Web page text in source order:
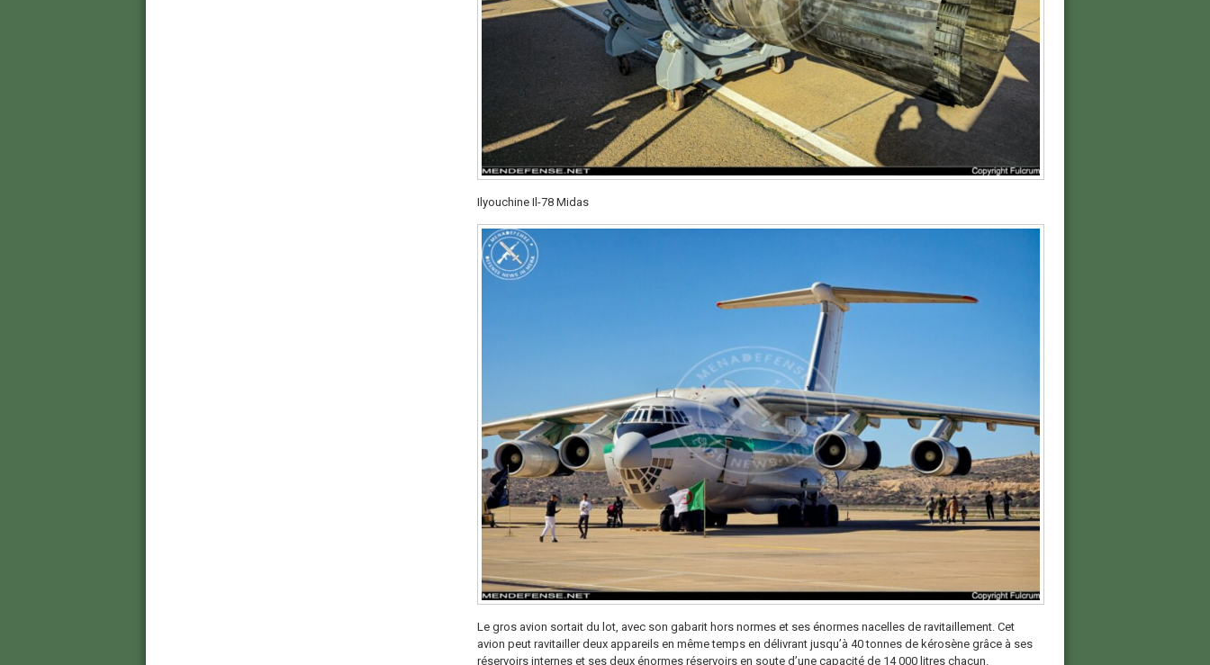
Ilyouchine Il-78 Midas
Le gros avion sortait du lot, avec son gabarit hors normes et ses énormes nacelles de ravitaillement. Cet
avion peut ravitailler deux appareils en même temps en délivrant jusqu’à 40 tonnes de kérosène grâce à ses
réservoirs internes et ses deux énormes réservoirs en soute d’une capacité de 14 000 litres chacun.